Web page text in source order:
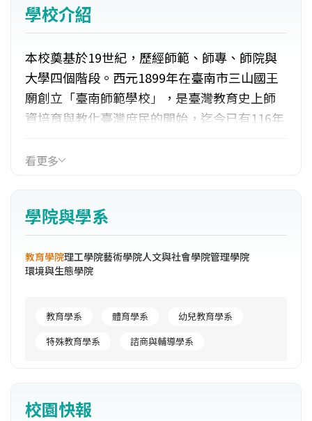
學校介紹
本校奠基於19世紀，歷經師範、師專、師院與
大學四個階段。西元1899年在臺南市三山國王
廟創立「臺南師範學校」，是臺灣教育史上師
資培育與教化臺灣庶民的開始，迄今已有116年
校體制改變，臺灣總督府敕令停辦，本校弦歌
盤淺新校舍(樹林街現址)落成啟用，改設5年制
普通科，奠定本校成為「學校之師」基礎；
1946年臺灣光復，改名為「臺灣省立臺南師範
學校」，設3年制普通師範科；1962年改制為5
學院」，並設置設初等教育學系、語文教育學
系、社會科教育學系、數理教育學系、特殊教
系。本校歷史悠久，過去以培育強調通才教育
看更多
學院與學系
教育學院理工學院藝術學院人文與社會學院管理學院
環境與生態學院
教育學系 體育學系
幼兒教育學系
特殊教育學系
諮商與輔導學系
校園快報